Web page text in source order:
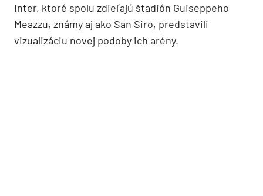
Inter, ktoré spolu zdieľajú štadión Guiseppeho
Meazzu, známy aj ako San Siro, predstavili
vizualizáciu novej podoby ich arény.